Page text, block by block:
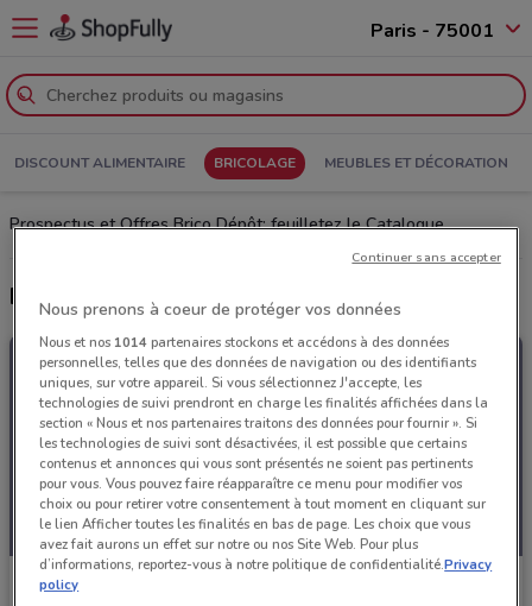
Paris - 75001
DISCOUNT ALIMENTAIRE BRICOLAGE MEUBLES ET DÉCORATION
Prospectus et Offres Brico Dépôt: feuilletez le Catalogue
Derniers catalogues Brico Dépôt
Brico Dépôt
Nous prenons à coeur de protéger vos données
Nous et nos 1014partenaires stockons et accédons à des données
personnelles, telles que des données de navigation ou des identifiants
uniques, sur votre appareil. Si vous sélectionnez J'accepte, les
technologies de suivi prendront en charge les finalités affichées dans la
section « Nous et nos partenaires traitons des données pour fournir ». Si
les technologies de suivi sont désactivées, il est possible que certains
contenus et annonces qui vous sont présentés ne soient pas pertinents
pour vous. Vous pouvez faire réapparaître ce menu pour modifier vos
choix ou pour retirer votre consentement à tout moment en cliquant sur
le lien Afficher toutes les finalités en bas de page. Les choix que vous
avez fait aurons un effet sur notre ou nos Site Web. Pour plus
d’informations, reportez-vous à notre politique de confidentialité.Privacy
policy
Continuer sans accepter